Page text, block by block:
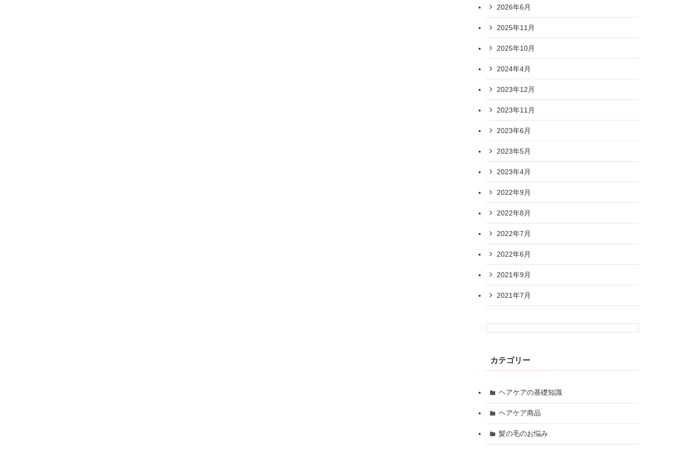
2026年6月
2025年11月
2025年10月
2024年4月
2023年12月
2023年11月
2023年6月
2023年5月
2023年4月
2022年9月
2022年8月
2022年7月
2022年6月
2021年9月
2021年7月
カテゴリー
ヘアケアの基礎知識
ヘアケア商品
髪の毛のお悩み